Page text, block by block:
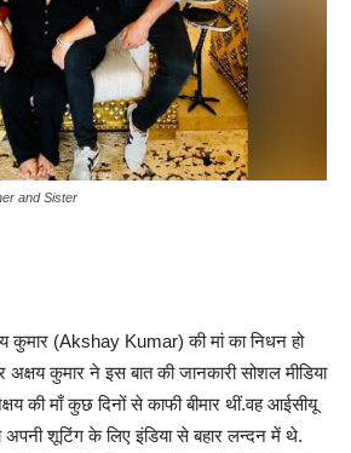
and Sister
कुमार (Akshay Kumar) की मां का निधन हो
अक्षय कुमार ने इस बात की जानकारी सोशल मीडिया
की माँ कुछ दिनों से काफी बीमार थीं.वह आईसीयू
अपनी शूटिंग के लिए इंडिया से बहार लन्दन में थे.